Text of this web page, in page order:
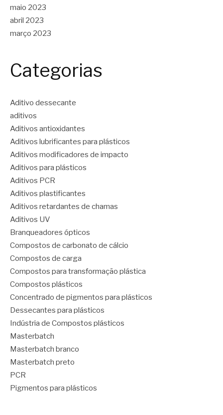
maio 2023
abril 2023
março 2023
Categorias
Aditivo dessecante
aditivos
Aditivos antioxidantes
Aditivos lubrificantes para plásticos
Aditivos modificadores de impacto
Aditivos para plásticos
Aditivos PCR
Aditivos plastificantes
Aditivos retardantes de chamas
Aditivos UV
Branqueadores ópticos
Compostos de carbonato de cálcio
Compostos de carga
Compostos para transformação plástica
Compostos plásticos
Concentrado de pigmentos para plásticos
Dessecantes para plásticos
Indústria de Compostos plásticos
Masterbatch
Masterbatch branco
Masterbatch preto
PCR
Pigmentos para plásticos